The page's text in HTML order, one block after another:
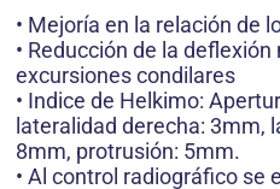
• Mejoría en la relación de
• Reducción de la
excursiones condilares
• Indice de Helkimo:
lateralidad derecha: 3mm,
8mm, protrusión: 5mm.
• Al control radiográfico se